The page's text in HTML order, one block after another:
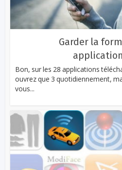
Garder la
Bon, sur les 28 applications
ouvrez que 3 quotidiennement,
vous...